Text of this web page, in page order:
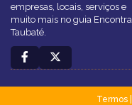
empresas, locais, serviços e
muito mais no guia Encontra
Taubaté.
Termos|